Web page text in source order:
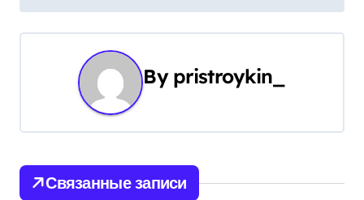
и
ц
и
я
By pristroykin_
Связанные записи